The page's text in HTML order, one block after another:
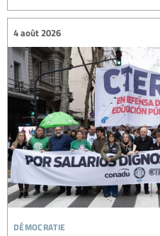
démocratie
4 août 2026